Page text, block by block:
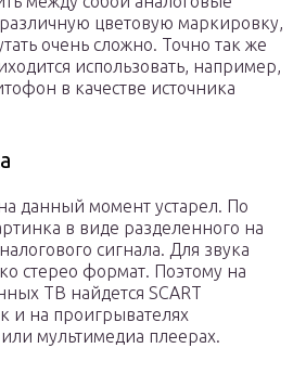
цветовую маркировку,
очень сложно. Точно так же
использовать, например,
в качестве источника
данный момент устарел. По
в виде разделенного на
сигнала. Для звука
стерео формат. Поэтому на
ТВ найдется SCART
и на проигрывателях
мультимедиа плеерах.